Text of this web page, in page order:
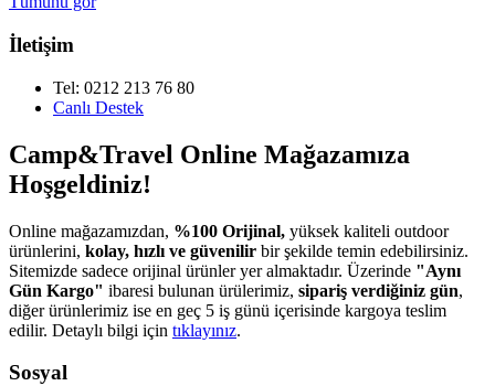
İletişim
Tel: 0212 213 76 80
Canlı Destek
Camp&Travel Online Mağazamıza
Hoşgeldiniz!
Online mağazamızdan, %100 Orijinal, yüksek kaliteli outdoor
ürünlerini, kolay, hızlı ve güvenilir bir şekilde temin edebilirsiniz.
Sitemizde sadece orijinal ürünler yer almaktadır. Üzerinde "Aynı
Gün Kargo" ibaresi bulunan ürülerimiz, sipariş verdiğiniz gün,
diğer ürünlerimiz ise en geç 5 iş günü içerisinde kargoya teslim
edilir. Detaylı bilgi için tıklayınız.
Sosyal